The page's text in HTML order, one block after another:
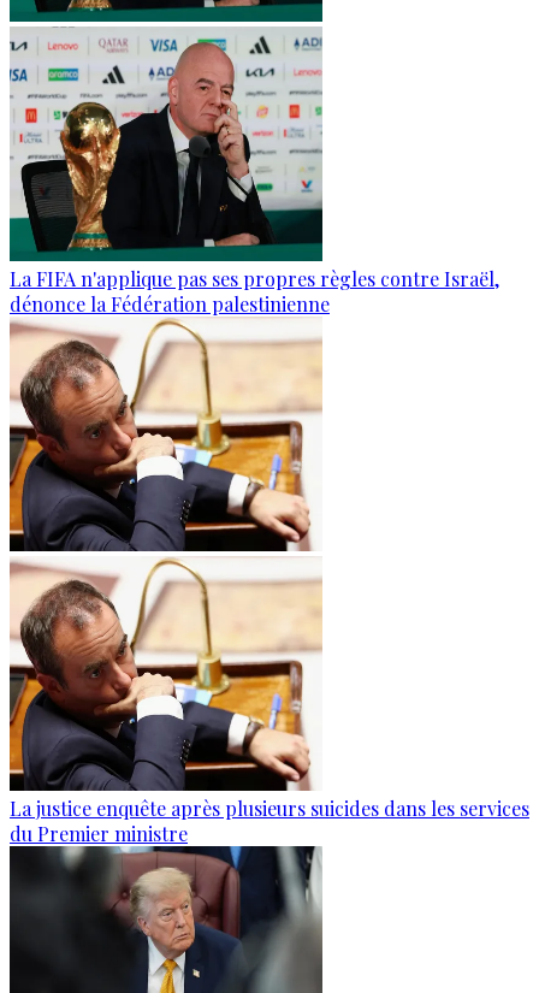
La FIFA n'applique pas ses propres règles contre Israël,
dénonce la Fédération palestinienne
La justice enquête après plusieurs suicides dans les services
du Premier ministre